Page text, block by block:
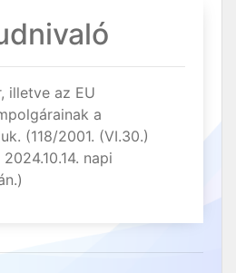
illetve az EU
a
(118/2001. (VI.30.)
napi